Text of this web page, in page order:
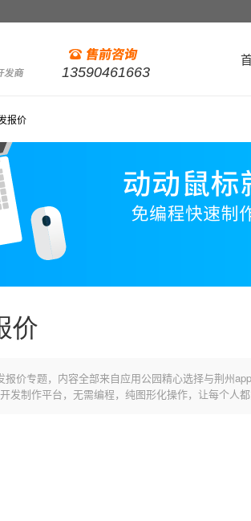
13590461663
报价
价
价专题，内容全部来自应用公园精心选择与荆州
发制作平台，无需编程，纯图形化操作，让每个人